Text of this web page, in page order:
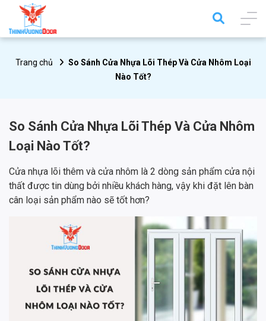
Trang chủ
So Sánh Cửa Nhựa Lõi Thép Và Cửa Nhôm Loại
Nào Tốt?
So Sánh Cửa Nhựa Lõi Thép Và Cửa Nhôm
Loại Nào Tốt?
Cửa nhựa lõi thêm và cửa nhôm là 2 dòng sản phẩm cửa nội
thất được tin dùng bởi nhiều khách hàng, vậy khi đặt lên bàn
cân loại sản phẩm nào sẽ tốt hơn?